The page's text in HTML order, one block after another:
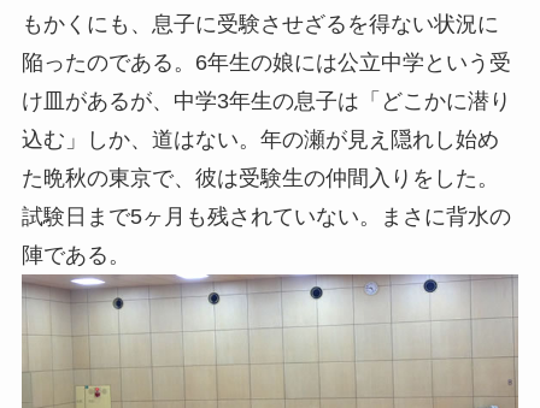
もかくにも、息子に受験させざるを得ない状況に
陥ったのである。6年生の娘には公立中学という受
け皿があるが、中学3年生の息子は「どこかに潜り
込む」しか、道はない。年の瀬が見え隠れし始め
た晩秋の東京で、彼は受験生の仲間入りをした。
試験日まで5ヶ月も残されていない。まさに背水の
陣である。